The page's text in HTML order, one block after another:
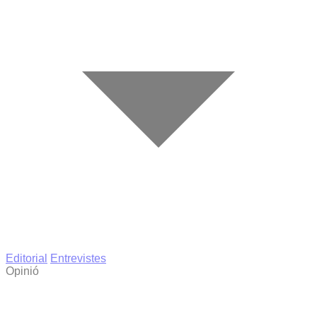
Editorial
Entrevistes
Opinió